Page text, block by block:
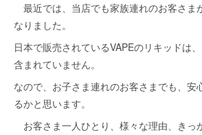
最近では、当店でも家族連れのお客さま
なりました。
日本で販売されているVAPEのリキッドは
含まれていません。
なので、お子さま連れのお客さまでも、安
るかと思います。
お客さま一人ひとり、様々な理由、きっ